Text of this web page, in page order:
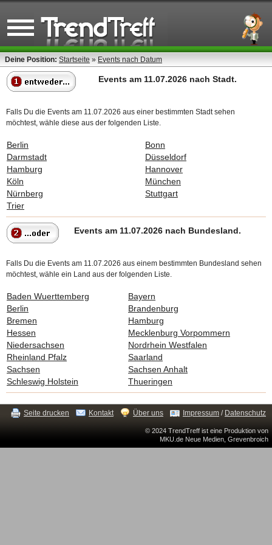
Deine Position: Startseite » Events nach Datum
Events am 11.07.2026 nach Stadt.
Falls Du die Events am 11.07.2026 aus einer bestimmten Stadt sehen
möchtest, wähle diese aus der folgenden Liste.
Berlin
Bonn
Darmstadt
Düsseldorf
Hamburg
Hannover
Köln
München
Nürnberg
Stuttgart
Trier
Events am 11.07.2026 nach Bundesland.
Falls Du die Events am 11.07.2026 aus einem bestimmten Bundesland sehen
möchtest, wähle ein Land aus der folgenden Liste.
Baden Wuerttemberg
Bayern
Berlin
Brandenburg
Bremen
Hamburg
Hessen
Mecklenburg Vorpommern
Niedersachsen
Nordrhein Westfalen
Rheinland Pfalz
Saarland
Sachsen
Sachsen Anhalt
Schleswig Holstein
Thueringen
Seite drucken Kontakt Über uns Impressum / Datenschutz
© 2024 TrendTreff ist eine Produktion von
MKU.de Neue Medien, Grevenbroich